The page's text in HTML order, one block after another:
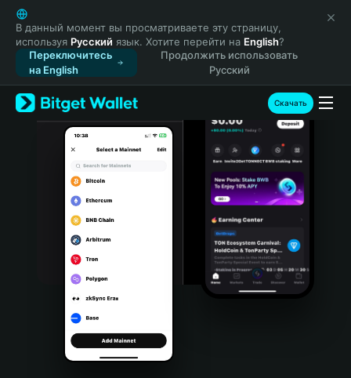
English
日本語
Tiếng Việt
Русский
Español (Latinoamérica)
Türkçe
Italiano
Português (Portugal)
Bahasa Indonesia
Português (Brasil)
Español (Argentina)
В данный момент вы просматриваете эту страницу,
используя Русский язык. Хотите перейти на English?
Переключитесь
на English
Продолжить использовать
Русский
Скачать